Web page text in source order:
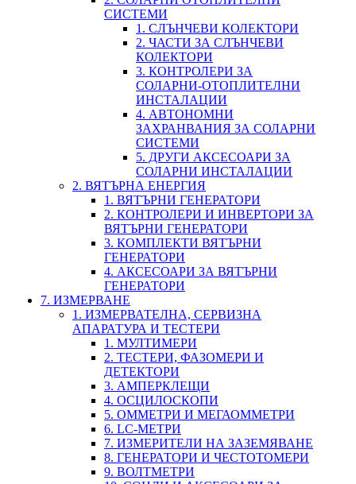
СИСТЕМИ
1. СЛЪНЧЕВИ КОЛЕКТОРИ
2. ЧАСТИ ЗА СЛЪНЧЕВИ
КОЛЕКТОРИ
3. КОНТРОЛЕРИ ЗА
СОЛАРНИ-ОТОПЛИТЕЛНИ
ИНСТАЛАЦИИ
4. АВТОНОМНИ
ЗАХРАНВАНИЯ ЗА СОЛАРНИ
СИСТЕМИ
5. ДРУГИ АКСЕСОАРИ ЗА
СОЛАРНИ ИНСТАЛАЦИИ
2. ВЯТЪРНА ЕНЕРГИЯ
1. ВЯТЪРНИ ГЕНЕРАТОРИ
2. КОНТРОЛЕРИ И ИНВЕРТОРИ ЗА
ВЯТЪРНИ ГЕНЕРАТОРИ
3. КОМПЛЕКТИ ВЯТЪРНИ
ГЕНЕРАТОРИ
4. АКСЕСОАРИ ЗА ВЯТЪРНИ
ГЕНЕРАТОРИ
7. ИЗМЕРВАНЕ
1. ИЗМЕРВАТЕЛНА, СЕРВИЗНА
АПАРАТУРА И ТЕСТЕРИ
1. МУЛТИМЕРИ
2. ТЕСТЕРИ, ФАЗОМЕРИ И
ДЕТЕКТОРИ
3. АМПЕРКЛЕЩИ
4. ОСЦИЛОСКОПИ
5. ОММЕТРИ И МЕГАОММЕТРИ
6. LC-МЕТРИ
7. ИЗМЕРИТЕЛИ НА ЗАЗЕМЯВАНЕ
8. ГЕНЕРАТОРИ И ЧЕСТОТОМЕРИ
9. ВОЛТМЕТРИ